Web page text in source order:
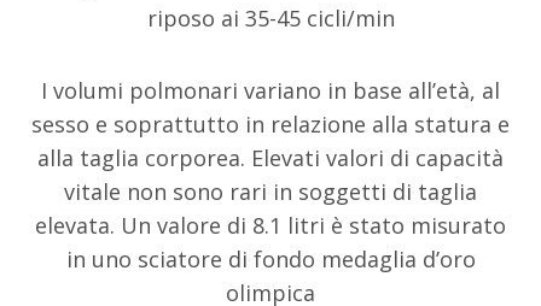
riposo ai 35-45 cicli/min
I volumi polmonari variano in base all’età, al
sesso e soprattutto in relazione alla statura e
alla taglia corporea. Elevati valori di capacità
vitale non sono rari in soggetti di taglia
elevata. Un valore di 8.1 litri è stato misurato
in uno sciatore di fondo medaglia d’oro
olimpica